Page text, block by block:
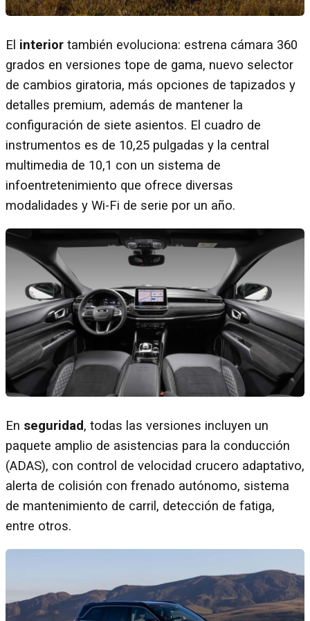
El interior también evoluciona: estrena cámara 360
grados en versiones tope de gama, nuevo selector
de cambios giratoria, más opciones de tapizados y
detalles premium, además de mantener la
configuración de siete asientos. El cuadro de
instrumentos es de 10,25 pulgadas y la central
multimedia de 10,1 con un sistema de
infoentretenimiento que ofrece diversas
modalidades y Wi-Fi de serie por un año.
En seguridad, todas las versiones incluyen un
paquete amplio de asistencias para la conducción
(ADAS), con control de velocidad crucero adaptativo,
alerta de colisión con frenado autónomo, sistema
de mantenimiento de carril, detección de fatiga,
entre otros.